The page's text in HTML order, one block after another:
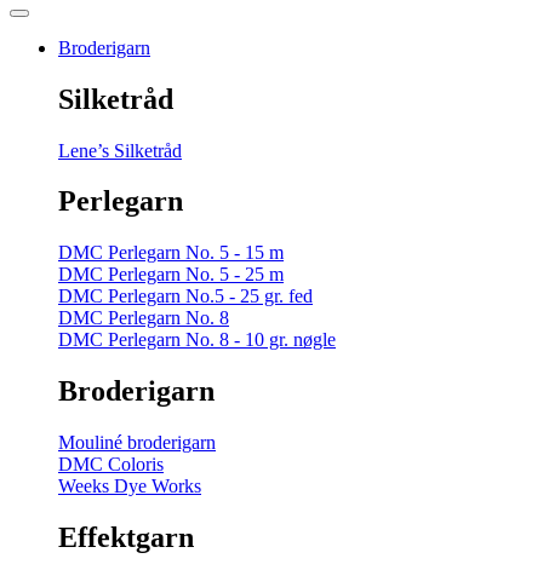
Broderigarn
Silketråd
Lene’s Silketråd
Perlegarn
DMC Perlegarn No. 5 - 15 m
DMC Perlegarn No. 5 - 25 m
DMC Perlegarn No.5 - 25 gr. fed
DMC Perlegarn No. 8
DMC Perlegarn No. 8 - 10 gr. nøgle
Broderigarn
Mouliné broderigarn
DMC Coloris
Weeks Dye Works
Effektgarn